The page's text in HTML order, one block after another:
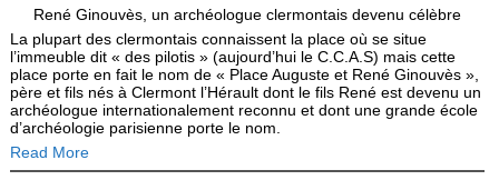
René Ginouvès, un archéologue clermontais devenu célèbre
La plupart des clermontais connaissent la place où se situe
l’immeuble dit « des pilotis » (aujourd’hui le C.C.A.S) mais cette
place porte en fait le nom de « Place Auguste et René Ginouvès »,
père et fils nés à Clermont l’Hérault dont le fils René est devenu un
archéologue internationalement reconnu et dont une grande école
d’archéologie parisienne porte le nom.
Read More